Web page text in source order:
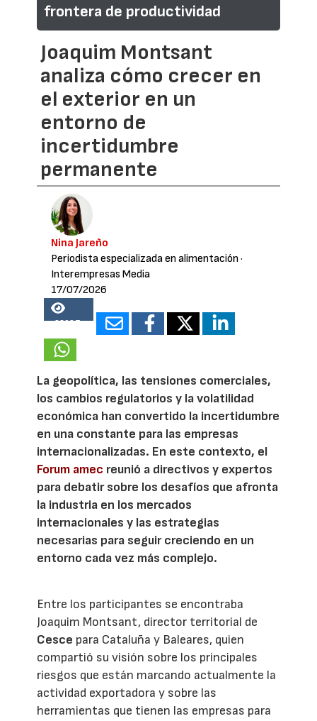
frontera de productividad
Joaquim Montsant
analiza cómo crecer en
el exterior en un
entorno de
incertidumbre
permanente
Nina Jareño
Periodista especializada en alimentación ·
Interempresas Media
17/07/2026
23687
La geopolítica, las tensiones comerciales,
los cambios regulatorios y la volatilidad
económica han convertido la incertidumbre
en una constante para las empresas
internacionalizadas. En este contexto, el
Forum amec reunió a directivos y expertos
para debatir sobre los desafíos que afronta
la industria en los mercados
internacionales y las estrategias
necesarias para seguir creciendo en un
entorno cada vez más complejo.
Entre los participantes se encontraba
Joaquim Montsant, director territorial de
Cesce para Cataluña y Baleares, quien
compartió su visión sobre los principales
riesgos que están marcando actualmente la
actividad exportadora y sobre las
herramientas que tienen las empresas para